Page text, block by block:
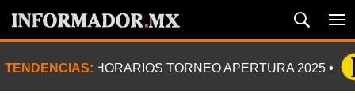
TENDENCIAS: HORARIOS TORNEO APERTURA 2025